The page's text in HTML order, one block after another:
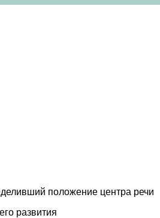
положение центра речи
развития